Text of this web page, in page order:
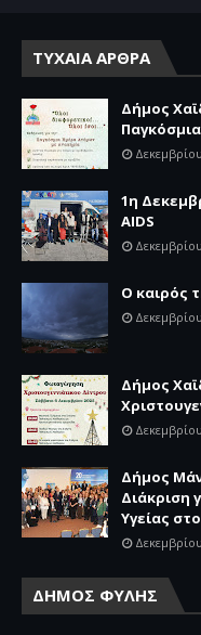
ΤΥΧΑΙΑ ΑΡΘΡΑ
Δήμος
1η
AIDS
Ο καιρός
Δήμος
Δήμος
Διάκριση
Υγείας
ΔΗΜΟΣ ΦΥΛΗΣ